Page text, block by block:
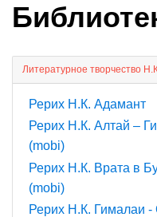
Литературное творчество
Рерих Н.К. Адамант
Рерих Н.К. Алтай –
(mobi)
Рерих Н.К. Врата в
(mobi)
Рерих Н.К. Гималаи -